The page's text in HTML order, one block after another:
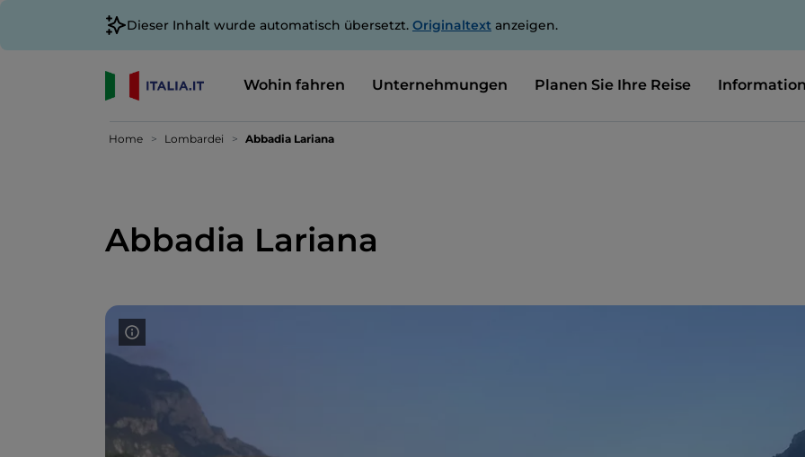
Dieser Inhalt wurde automatisch übersetzt. Originaltext anzeigen.
Wohin fahren Unternehmungen Planen Sie Ihre Reise
Home Lombardei Abbadia Lariana
Abbadia Lariana